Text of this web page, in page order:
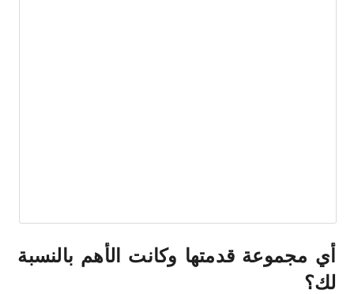
أي مجموعة قدمتها وكانت الأهم بالنسبة
لك؟